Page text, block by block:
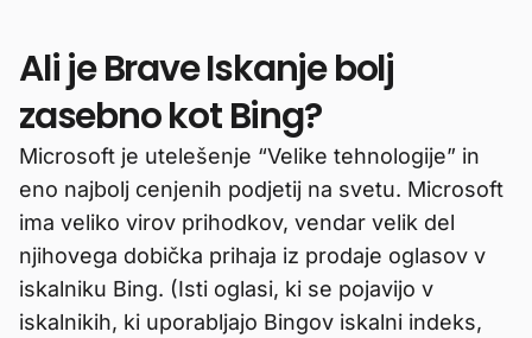
Ali je Brave Iskanje bolj
zasebno kot Bing?
Microsoft je utelešenje “Velike tehnologije” in
eno najbolj cenjenih podjetij na svetu. Microsoft
ima veliko virov prihodkov, vendar velik del
njihovega dobička prihaja iz prodaje oglasov v
iskalniku Bing. (Isti oglasi, ki se pojavijo v
iskalnikih, ki uporabljajo Bingov iskalni indeks,